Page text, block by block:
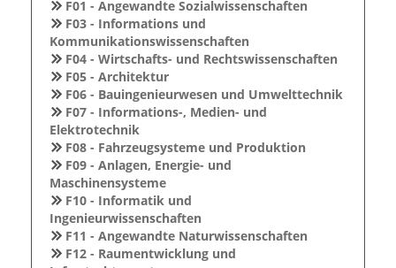
F01 - Angewandte Sozialwissenschaften
F03 - Informations und
Kommunikationswissenschaften
F04 - Wirtschafts- und Rechtswissenschaften
F05 - Architektur
F06 - Bauingenieurwesen und Umwelttechnik
F07 - Informations-, Medien- und
Elektrotechnik
F08 - Fahrzeugsysteme und Produktion
F09 - Anlagen, Energie- und
Maschinensysteme
F10 - Informatik und
Ingenieurwissenschaften
F11 - Angewandte Naturwissenschaften
F12 - Raumentwicklung und